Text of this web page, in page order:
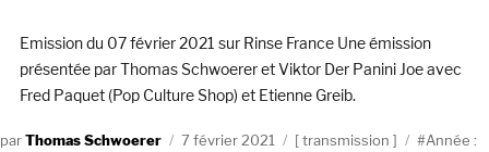
Emission du 07 février 2021 sur Rinse France Une émission
présentée par Thomas Schwoerer et Viktor Der Panini Joe avec
Fred Paquet (Pop Culture Shop) et Etienne Greib.
AuteurThomas Schwoerer
Publié
7 février 2021 Catégories
transmission Étiquettes
Année :